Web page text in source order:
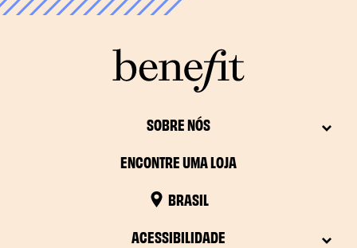
SOBRE NÓS
ENCONTRE UMA LOJA
BRASIL
ACESSIBILIDADE